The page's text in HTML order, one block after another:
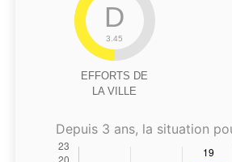
D
3.45
EFFORTS DE
LA VILLE
Depuis 3 ans, la situation